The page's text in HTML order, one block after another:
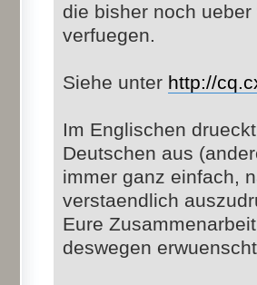
die bisher noch
verfuegen.
Siehe unter http://
Im Englischen
Deutschen aus
immer ganz einfach,
verstaendlich
Eure
deswegen